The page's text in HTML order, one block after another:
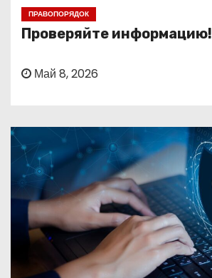
ПРАВОПОРЯДОК
Проверяйте информацию!
Май 8, 2026